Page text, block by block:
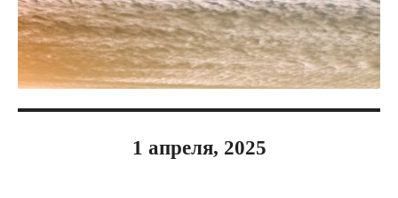
1 апреля, 2025